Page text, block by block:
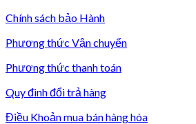
Chính sách bảo Hành
Phương thức Vận chuyển
Phương thức thanh toán
Quy đinh đổi trả hàng
Điều Khoản mua bán hàng hóa